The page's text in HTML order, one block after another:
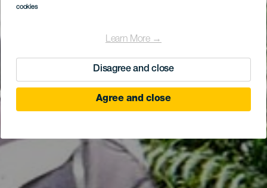
cookies
Learn More →
Disagree and close
Agree and close